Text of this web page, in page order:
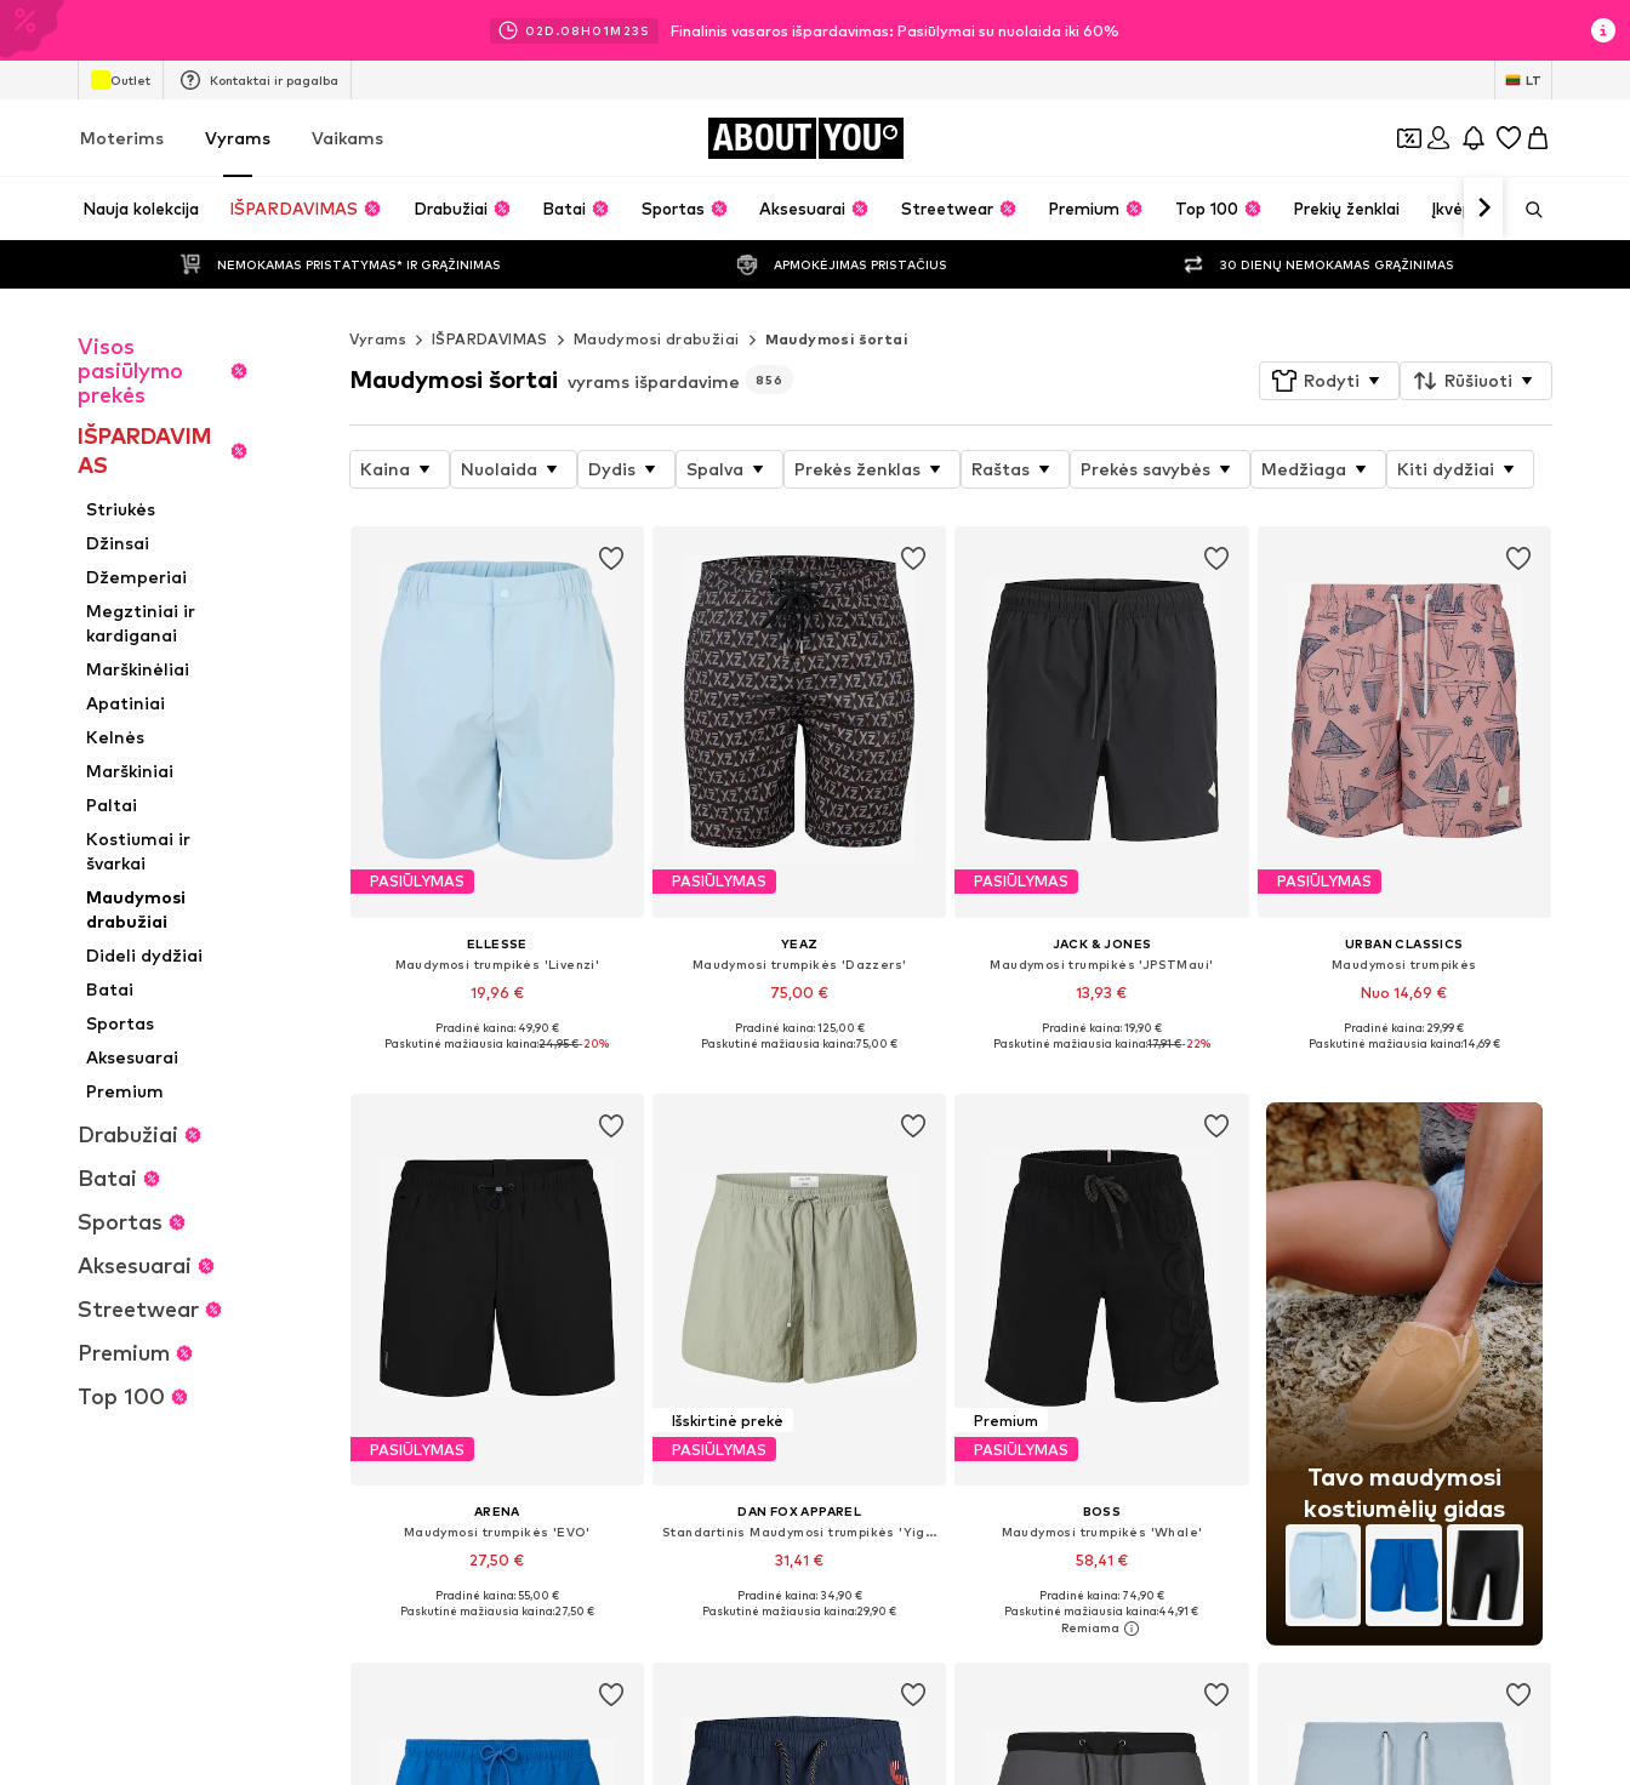
02D.08H 01M 21 S Finalinis vasaros išpardavimas: Pasiūlymai su nuolaida iki 60%
Outlet Kontaktai ir pagalba LT
Moterims Vyrams Vaikams ABOUT YOU
Nauja kolekcija IŠPARDAVIMAS Drabužiai Batai Sportas Aksesuarai Streetwear Premium Top 100 Prekių ženklai Įkvėpimas
NEMOKAMAS PRISTATYMAS* IR GRĄŽINIMAS APMOKĖJIMAS PRISTAČIUS 30 DIENŲ NEMOKAMAS GRĄŽINIMAS
Visos
pasiūlymo
prekės
IŠPARDAVIM
AS
Striukės
Džinsai
Džemperiai
Megztiniai ir
kardiganai
Marškinėliai
Apatiniai
Kelnės
Marškiniai
Paltai
Kostiumai ir
švarkai
Maudymosi
drabužiai
Dideli dydžiai
Batai
Sportas
Aksesuarai
Premium
Drabužiai
Batai
Sportas
Aksesuarai
Streetwear
Premium
Top 100
Vyrams IŠPARDAVIMAS Maudymosi drabužiai Maudymosi šortai
Maudymosi šortai vyrams išpardavime 856 Rodyti Rūšiuoti
Kaina Nuolaida Dydis Spalva Prekės ženklas Raštas Prekės savybės Medžiaga Kiti dydžiai
PASIŪLYMAS
ELLESSE
Maudymosi trumpikės 'Livenzi'
19,96 €
Galimi dydžiai: S, M, L
Pradinė kaina: 49,90 €
Paskutinė mažiausia kaina:24,95 €-20%
PASIŪLYMAS
YEAZ
Maudymosi trumpikės 'Dazzers'
75,00 €
Galimi dydžiai: S, M, L, XL, XXL
Pradinė kaina: 125,00 €
Paskutinė mažiausia kaina:75,00 €
PASIŪLYMAS
JACK & JONES
Maudymosi trumpikės 'JPSTMaui'
13,93 €
+1
Galimi dydžiai: XS, S, M, L, XL
Pradinė kaina: 19,90 €
Paskutinė mažiausia kaina:17,91 €-22%
PASIŪLYMAS
URBAN CLASSICS
Maudymosi trumpikės
Nuo 14,69 €
+28
Galimi dydžiai: M, L, XXL, XXXL, 5XL
Pradinė kaina: 29,99 €
Paskutinė mažiausia kaina:14,69 €
PASIŪLYMAS
ARENA
Maudymosi trumpikės 'EVO'
27,50 €
Galimi dydžiai: S, M, L, XL, XXL
Pradinė kaina: 55,00 €
Paskutinė mažiausia kaina:27,50 €
Išskirtinė prekė
PASIŪLYMAS
DAN FOX APPAREL
Standartinis Maudymosi trumpikės 'Yigit'
31,41 €
Galimi dydžiai: S, M, L, XL, XXL
Pradinė kaina: 34,90 €
Paskutinė mažiausia kaina:29,90 €
Premium
PASIŪLYMAS
BOSS
Maudymosi trumpikės 'Whale'
58,41 €
Galimi dydžiai: S, M, L, XL
Į krepšelį
Pradinė kaina: 74,90 €
Paskutinė mažiausia kaina:44,91 €
Tavo maudymosi
kostiumėlių gidas